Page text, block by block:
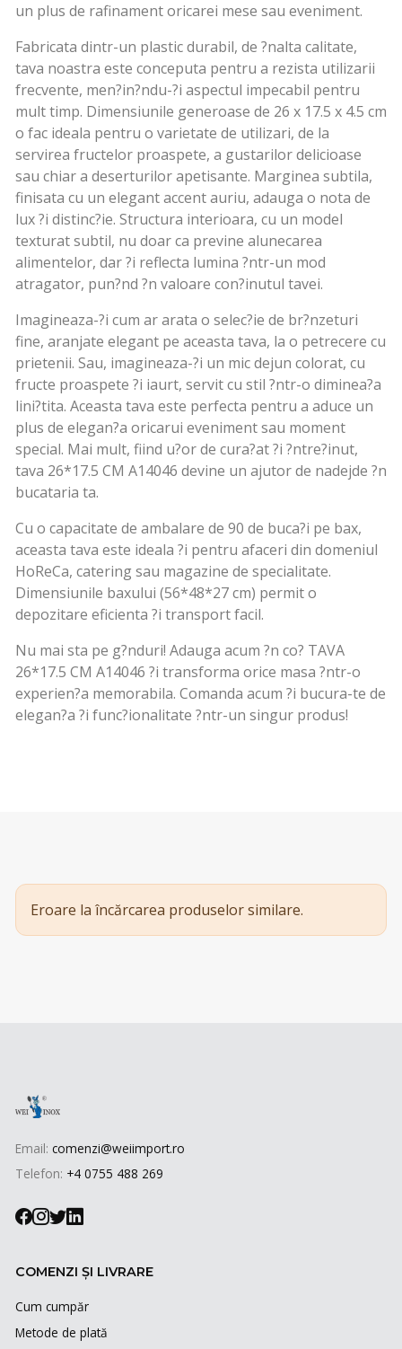
un plus de rafinament oricarei mese sau eveniment.
Fabricata dintr-un plastic durabil, de ?nalta calitate,
tava noastra este conceputa pentru a rezista utilizarii
frecvente, men?in?ndu-?i aspectul impecabil pentru
mult timp. Dimensiunile generoase de 26 x 17.5 x 4.5 cm
o fac ideala pentru o varietate de utilizari, de la
servirea fructelor proaspete, a gustarilor delicioase
sau chiar a deserturilor apetisante. Marginea subtila,
finisata cu un elegant accent auriu, adauga o nota de
lux ?i distinc?ie. Structura interioara, cu un model
texturat subtil, nu doar ca previne alunecarea
alimentelor, dar ?i reflecta lumina ?ntr-un mod
atragator, pun?nd ?n valoare con?inutul tavei.
Imagineaza-?i cum ar arata o selec?ie de br?nzeturi
fine, aranjate elegant pe aceasta tava, la o petrecere cu
prietenii. Sau, imagineaza-?i un mic dejun colorat, cu
fructe proaspete ?i iaurt, servit cu stil ?ntr-o diminea?a
lini?tita. Aceasta tava este perfecta pentru a aduce un
plus de elegan?a oricarui eveniment sau moment
special. Mai mult, fiind u?or de cura?at ?i ?ntre?inut,
tava 26*17.5 CM A14046 devine un ajutor de nadejde ?n
bucataria ta.
Cu o capacitate de ambalare de 90 de buca?i pe bax,
aceasta tava este ideala ?i pentru afaceri din domeniul
HoReCa, catering sau magazine de specialitate.
Dimensiunile baxului (56*48*27 cm) permit o
depozitare eficienta ?i transport facil.
Nu mai sta pe g?nduri! Adauga acum ?n co? TAVA
26*17.5 CM A14046 ?i transforma orice masa ?ntr-o
experien?a memorabila. Comanda acum ?i bucura-te de
elegan?a ?i func?ionalitate ?ntr-un singur produs!
Eroare la încărcarea produselor similare.
Email: comenzi@weiimport.ro
Telefon: +4 0755 488 269
COMENZI ȘI LIVRARE
Cum cumpăr
Metode de plată